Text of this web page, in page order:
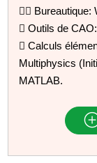
 Bureautique:
 Outils de
 Calculs
Multiphysics
MATLAB.